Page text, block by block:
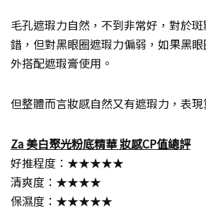
毛孔遮瑕力自然，不到非常好，對於
錯，但對黑眼圈遮瑕力偏弱，如果黑
外搭配遮瑕膏使用。
但整體而言妝感自然又有遮瑕力，表現
Za 美白聚光粉底精華 妝感CP值總評
好推程度：★★★★★
清爽度：★★★★
保濕度：★★★★★